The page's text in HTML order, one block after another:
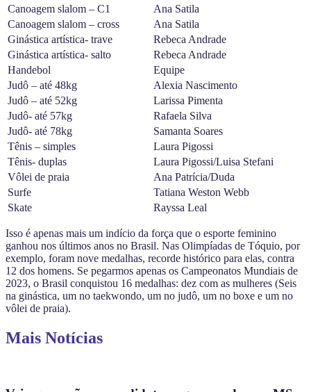
Canoagem slalom – C1
Ana Satila
Canoagem slalom – cross
Ana Satila
Ginástica artística- trave
Rebeca Andrade
Ginástica artística- salto
Rebeca Andrade
Handebol
Equipe
Judô – até 48kg
Alexia Nascimento
Judô – até 52kg
Larissa Pimenta
Judô- até 57kg
Rafaela Silva
Judô- até 78kg
Samanta Soares
Tênis – simples
Laura Pigossi
Tênis- duplas
Laura Pigossi/Luisa Stefani
Vôlei de praia
Ana Patrícia/Duda
Surfe
Tatiana Weston Webb
Skate
Rayssa Leal
Isso é apenas mais um indício da força que o esporte feminino
ganhou nos últimos anos no Brasil. Nas Olimpíadas de Tóquio, por
exemplo, foram nove medalhas, recorde histórico para elas, contra
12 dos homens. Se pegarmos apenas os Campeonatos Mundiais de
2023, o Brasil conquistou 16 medalhas: dez com as mulheres (Seis
na ginástica, um no taekwondo, um no judô, um no boxe e um no
vôlei de praia).
Mais Notícias